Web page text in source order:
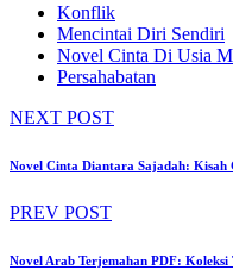
Konflik
Mencintai Diri Sendiri
Novel Cinta Di Usia
Persahabatan
NEXT POST
Novel Cinta Diantara Sajadah:
PREV POST
Novel Arab Terjemahan PDF: